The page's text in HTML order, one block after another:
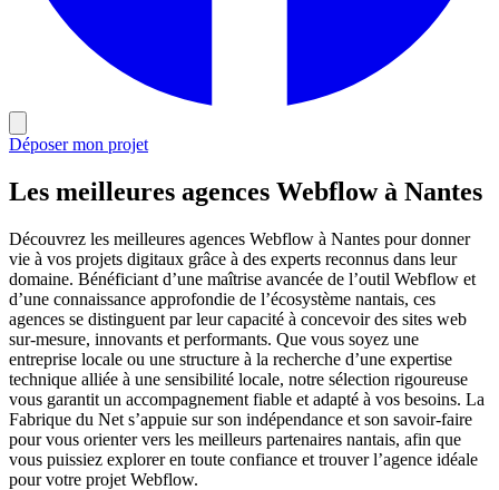
Déposer mon projet
Les meilleures agences Webflow à Nantes
Découvrez les meilleures agences Webflow à Nantes pour donner
vie à vos projets digitaux grâce à des experts reconnus dans leur
domaine. Bénéficiant d’une maîtrise avancée de l’outil Webflow et
d’une connaissance approfondie de l’écosystème nantais, ces
agences se distinguent par leur capacité à concevoir des sites web
sur-mesure, innovants et performants. Que vous soyez une
entreprise locale ou une structure à la recherche d’une expertise
technique alliée à une sensibilité locale, notre sélection rigoureuse
vous garantit un accompagnement fiable et adapté à vos besoins. La
Fabrique du Net s’appuie sur son indépendance et son savoir-faire
pour vous orienter vers les meilleurs partenaires nantais, afin que
vous puissiez explorer en toute confiance et trouver l’agence idéale
pour votre projet Webflow.